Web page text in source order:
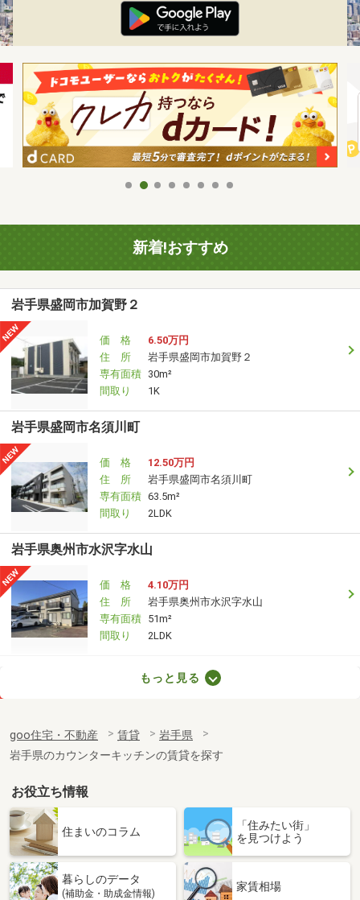
新着!おすすめ
岩手県盛岡市加賀野２
価 格
6.50万円
住 所
岩手県盛岡市加賀野２
専有面積 30m²
間取り
1K
岩手県盛岡市名須川町
価 格
12.50万円
住 所
岩手県盛岡市名須川町
専有面積 63.5m²
間取り
2LDK
岩手県奥州市水沢字水山
価 格
4.10万円
住 所
岩手県奥州市水沢字水山
専有面積 51m²
間取り
2LDK
岩手県盛岡市津志田中央１
専有面積
42m²
間取り
1LDK
岩手県奥州市水沢字北栗林
価 格
4.90万円
岩手県奥州市水沢字北栗林
専有面積 57.02m²
間取り
もっと見る
goo住宅・不動産 賃貸
岩手県
岩手県のカウンターキッチンの賃貸を探す
お役立ち情報
住まいのコラム
「住みたい街」
を見つけよう
暮らしのデータ
(補助金・助成金情報)
家賃相場